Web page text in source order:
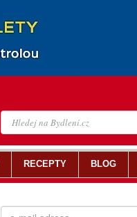
RECEPTY BLOG